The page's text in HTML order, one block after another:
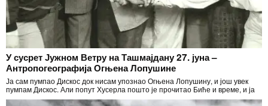
У сусрет Јужном Ветру на Ташмајдану 27. јуна –
Антропогеографија Огњена Лопушине
Ја сам пумпао Дискос док нисам упознао Огњена Лопушину, и још увек
пумпам Дискос. Али попут Хусерла пошто је прочитао Биће и време, и ја